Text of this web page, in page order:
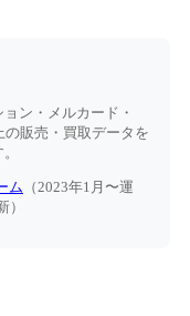
ン・メルカード・
販売・買取データを
ム （2023年1月〜運